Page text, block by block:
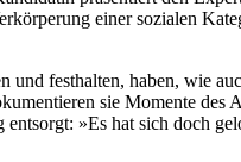
einer sozialen
festhalten, haben, wie
sie Momente des
»Es hat sich doch